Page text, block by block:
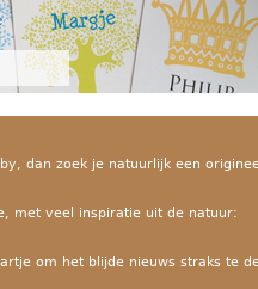
dan zoek je natuurlijk een
met veel inspiratie uit de natuur:
om het blijde nieuws straks te